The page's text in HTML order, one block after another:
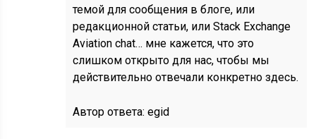
темой для сообщения в блоге, или
редакционной статьи, или Stack Exchange
Aviation chat… мне кажется, что это
слишком открыто для нас, чтобы мы
действительно отвечали конкретно здесь.
Автор ответа:egid